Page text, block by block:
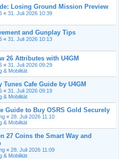
Losing Ground Mission Preview
« 31. Juli 2026 10:39
and Gunplay Tips
« 31. Juli 2026 10:13
26 Attributes with U4GM
« 31. Juli 2026 09:29
& Mobilität
Cafe Guide by U4GM
« 31. Juli 2026 09:19
& Mobilität
Guide to Buy OSRS Gold Securely
« 28. Juli 2026 11:10
& Mobilität
27 Coins the Smart Way and
« 28. Juli 2026 11:09
& Mobilität